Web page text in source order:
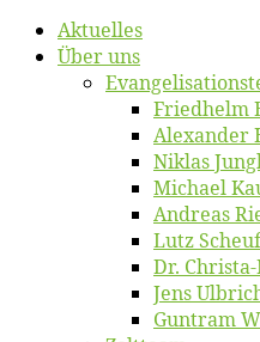
Ak­tu­el­les
Über uns
Fried­helm
Alex­an­der
Ni­klas
Mi­cha­el
An­dre­as
Lutz
Dr.
Jens
Gun­tram